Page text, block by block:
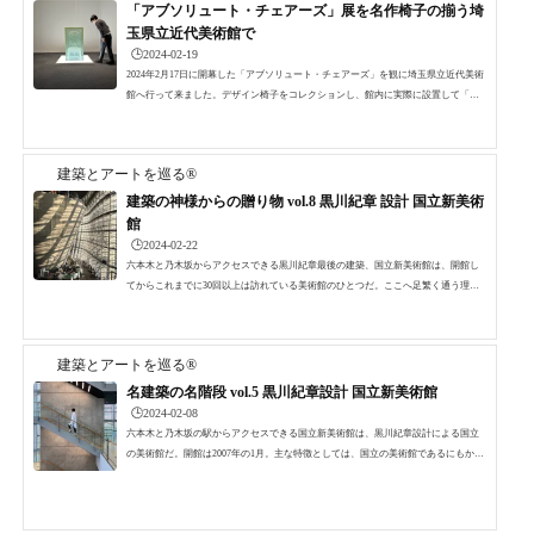
「アブソリュート・チェアーズ」展を名作椅子の揃う埼
玉県立近代美術館で
🕒️2024-02-19
2024年2月17日に開幕した「アブソリュート・チェアーズ」を観に埼玉県立近代美術
館へ行って来ました。デザイン椅子をコレクションし、館内に実際に設置して「椅
な内容なのでしょうか。 黒川紀章設計 埼玉県立近代美術館 写真：建築とアート
を巡る▲JR北浦和駅から歩いて数分という埼玉県立近代美術館の設計は黒川紀章で
す。黒川紀章が手掛けた一番最初の美術館でもあります。...
建築とアートを巡る®
建築の神様からの贈り物 vol.8 黒川紀章 設計 国立新美術
館
🕒️2024-02-22
六本木と乃木坂からアクセスできる黒川紀章最後の建築、国立新美術館は、開館し
てからこれまでに30回以上は訪れている美術館のひとつだ。ここへ足繁く通う理由
本人の大御所の方々の個展をはじめ、現在開催中のマティス「自由なフォルム」な
どの近代美術史の巨匠の展覧会、さらにはカルティエやエルメス、イヴ・サンロー
ランなどのハイブランドの展覧会などなど枚挙にいとまが...
建築とアートを巡る®
名建築の名階段 vol.5 黒川紀章設計 国立新美術館
🕒️2024-02-08
六本木と乃木坂の駅からアクセスできる国立新美術館は、黒川紀章設計による国立
の美術館だ。開館は2007年の1月。主な特徴としては、国立の美術館であるにもかか